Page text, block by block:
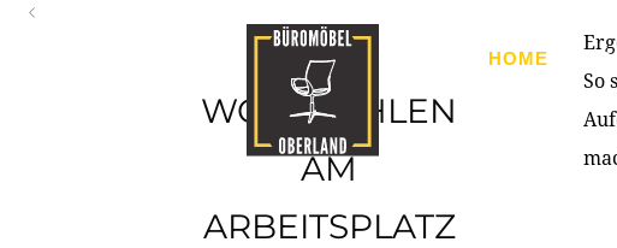
HOME
WOHLFÜHLEN
AM
ARBEITSPLATZ
So